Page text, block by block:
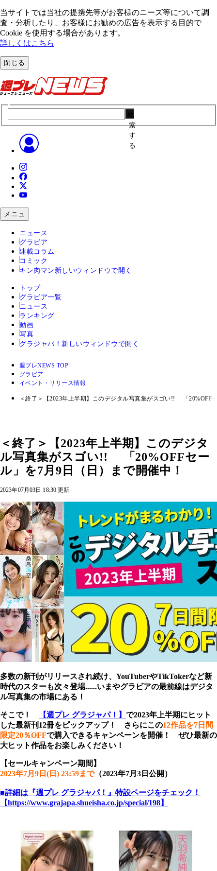
当サイトでは当社の提携先等がお客様のニーズ等について調
査・分析したり、お客様にお勧めの広告を表⽰する⽬的で
Cookie を使⽤する場合があります。
詳しくはこちら
閉じる
索
す
る
メニュ
ニュース
グラビア
連載コラム
コミック
キン肉マン 新しいウィンドウで開く
トップ
グラビア一覧
ニュース
ランキング
動画
写真
グラジャパ！ 新しいウィンドウで開く
週プレNEWS TOP
グラビア
イベント・リリース情報
＜終了＞【2023年上半期】このデジタル写真集がスゴい!! 「
＜終了＞【2023年上半期】このデジタ
ル写真集がスゴい!! 「20%OFFセー
ル」を7月9日（日）まで開催中！
2023年07月03日 18:30 更新
多数の新刊がリリースされ続け、YouTuberやTikTokerなど新
時代のスターも次々登場......いまやグラビアの最前線はデジタ
ル写真集の市場にある！
そこで！ 【週プレ グラジャパ！】 で2023年上半期にヒット
した最新刊12冊をピックアップ！ さらにこの12作品を7日間
限定20％OFFで購入できるキャンペーンを開催！ ぜひ最新の
大ヒット作品をお楽しみください！
【セールキャンペーン期間】
2023年7月9日(日) 23:59まで（2023年7月3日公開）
■詳細は『週プレ グラジャパ！』特設ページをチェック！
【https://www.grajapa.shueisha.co.jp/special/198】